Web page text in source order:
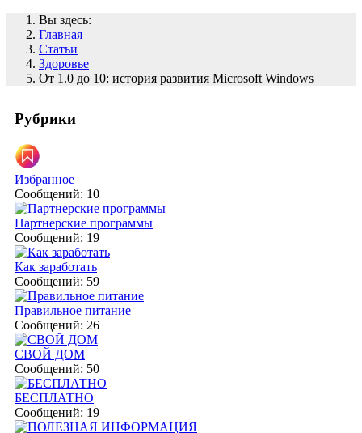
Вы здесь:
Главная
Статьи
Здоровье
От 1.0 до 10: история развития Microsoft Windows
Рубрики
Избранное
Сообщений: 10
Партнерские программы
Сообщений: 19
Как заработать
Сообщений: 59
Правильное питание
Сообщений: 26
СВОЙ ДОМ
Сообщений: 50
БЕСПЛАТНО
Сообщений: 19